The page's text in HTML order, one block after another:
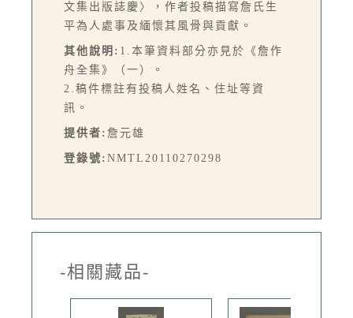
文集出版誌慶〉，作者投稿描寫詹氏生
平為人處事及緬懷其風骨與貢獻。
其他說明: 1.本筆資料部分亦見於《詹作
舟全集》（一）。
2.稿件標註有投稿人姓名、住址等資
訊。
提供者: 詹元雄
登錄號: NMTL20110270298
-相關藏品-